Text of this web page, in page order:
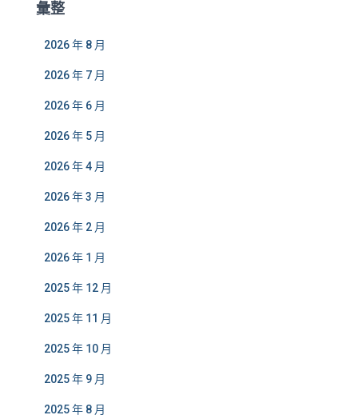
彙整
2026 年 8 月
2026 年 7 月
2026 年 6 月
2026 年 5 月
2026 年 4 月
2026 年 3 月
2026 年 2 月
2026 年 1 月
2025 年 12 月
2025 年 11 月
2025 年 10 月
2025 年 9 月
2025 年 8 月